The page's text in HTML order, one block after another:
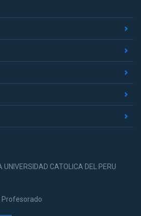
CATOLICA DEL PERU
Profesorado